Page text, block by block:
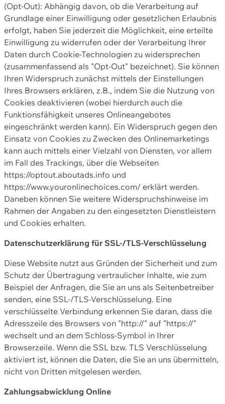
(Opt-Out): Abhängig davon, ob die Verarbeitung auf
Grundlage einer Einwilligung oder gesetzlichen Erlaubnis
erfolgt, haben Sie jederzeit die Möglichkeit, eine erteilte
Einwilligung zu widerrufen oder der Verarbeitung Ihrer
Daten durch Cookie-Technologien zu widersprechen
(zusammenfassend als "Opt-Out" bezeichnet). Sie können
Ihren Widerspruch zunächst mittels der Einstellungen
Ihres Browsers erklären, z.B., indem Sie die Nutzung von
Cookies deaktivieren (wobei hierdurch auch die
Funktionsfähigkeit unseres Onlineangebotes
eingeschränkt werden kann). Ein Widerspruch gegen den
Einsatz von Cookies zu Zwecken des Onlinemarketings
kann auch mittels einer Vielzahl von Diensten, vor allem
im Fall des Trackings, über die Webseiten
https://optout.aboutads.info und
https://www.youronlinechoices.com/ erklärt werden.
Daneben können Sie weitere Widerspruchshinweise im
Rahmen der Angaben zu den eingesetzten Dienstleistern
und Cookies erhalten.
Datenschutzerklärung für SSL-/TLS-Verschlüsselung
Diese Website nutzt aus Gründen der Sicherheit und zum
Schutz der Übertragung vertraulicher Inhalte, wie zum
Beispiel der Anfragen, die Sie an uns als Seitenbetreiber
senden, eine SSL-/TLS-Verschlüsselung. Eine
verschlüsselte Verbindung erkennen Sie daran, dass die
Adresszeile des Browsers von "http://" auf "https://"
wechselt und an dem Schloss-Symbol in Ihrer
Browserzeile. Wenn die SSL bzw. TLS Verschlüsselung
aktiviert ist, können die Daten, die Sie an uns übermitteln,
nicht von Dritten mitgelesen werden.
Zahlungsabwicklung Online